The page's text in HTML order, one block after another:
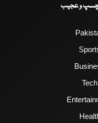
و عجیب